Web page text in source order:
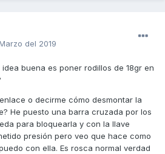
del 2019
buena es poner rodillos de 18gr en
o decirme cómo desmontar la
He puesto una barra cruzada por los
para bloquearla y con la llave
presión pero veo que hace como
con ella. Es rosca normal verdad